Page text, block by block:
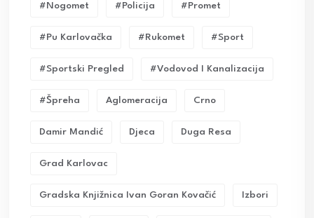
#nogomet #policija #promet
#pu Karlovačka #rukomet #sport
#sportski Pregled #vodovod I Kanalizacija
#Špreha Aglomeracija Crno
Damir Mandić Djeca Duga Resa
Grad Karlovac
Gradska Knjižnica Ivan Goran Kovačić Izbori